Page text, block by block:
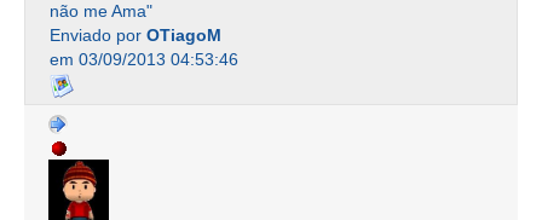
não me Ama"
Enviado por OTiagoM
em 03/09/2013 04:53:46